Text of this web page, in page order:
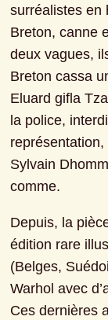
surréalistes en
Breton, canne
deux vagues,
Breton cassa
Eluard gifla
la police,
Sylvain
comme.
Depuis, la
édition rare
(Belges,
Warhol avec
Ces dernières